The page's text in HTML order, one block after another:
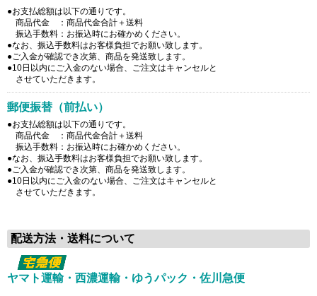
●お支払総額は以下の通りです。
商品代金 ：商品代金合計＋送料
振込手数料：お振込時にお確かめください。
●なお、振込手数料はお客様負担でお願い致します。
●ご入金が確認でき次第、商品を発送致します。
●10日以内にご入金のない場合、ご注文はキャンセルと
させていただきます。
郵便振替（前払い）
●お支払総額は以下の通りです。
商品代金 ：商品代金合計＋送料
振込手数料：お振込時にお確かめください。
●なお、振込手数料はお客様負担でお願い致します。
●ご入金が確認でき次第、商品を発送致します。
●10日以内にご入金のない場合、ご注文はキャンセルと
させていただきます。
配送方法・送料について
ヤマト運輸・西濃運輸・ゆうパック・佐川急便